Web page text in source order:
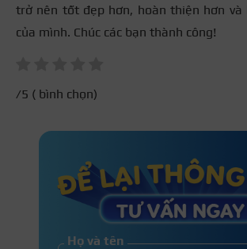
trở nên tốt đẹp hơn, hoàn thiện hơn
của mình. Chúc các bạn thành công!
/5 ( bình chọn)
Họ và tên